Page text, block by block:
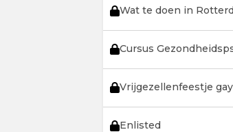
Wat te doen in
Cursus
Vrijgezellenfeestje
Enlisted